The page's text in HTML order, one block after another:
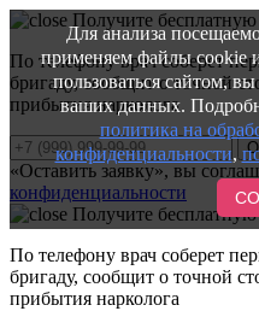
Для анализа
применяем файлы cookie
пользоваться сайтом,
ваших данных.
политика на
конфиденциальности,
Получите
По телефону врач соберет
бригаду, сообщит о точной
прибытия нарколога
«Оставить заявку», вы
конфиденциальности
Получите
По телефону врач соберет
бригаду, сообщит о точной
прибытия нарколога